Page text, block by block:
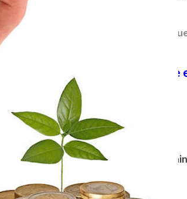
Transition
Bibliothèque
Les plus lus
Que se passe-t-il en
07/10/2025